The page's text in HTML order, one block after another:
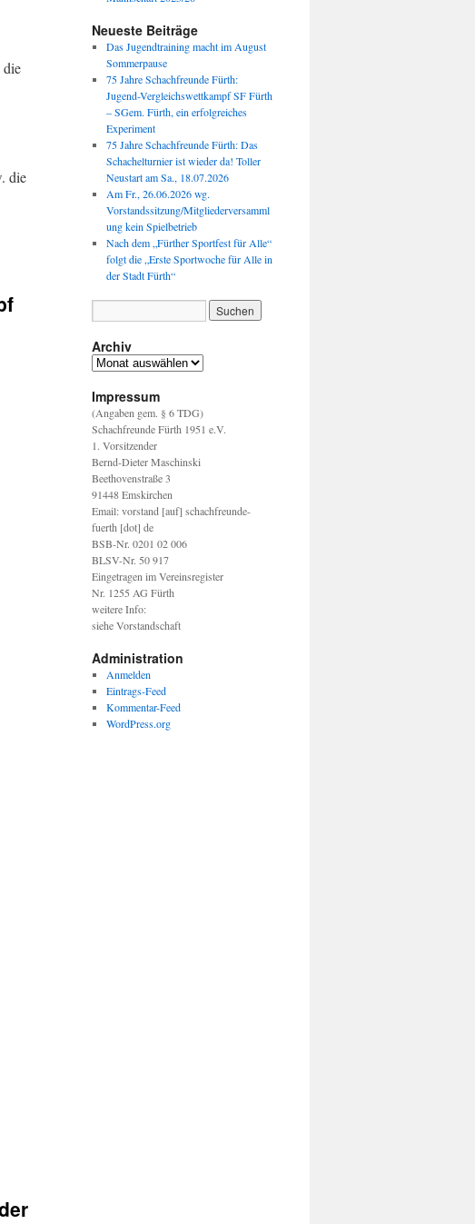
die
die
Neueste Beiträge
Das Jugendtraining macht im August
Sommerpause
75 Jahre Schachfreunde Fürth:
Jugend-Vergleichswettkampf SF Fürth
– SGem. Fürth, ein erfolgreiches
Experiment
75 Jahre Schachfreunde Fürth: Das
Schachelturnier ist wieder da! Toller
Neustart am Sa., 18.07.2026
Am Fr., 26.06.2026 wg.
Vorstandssitzung/Mitgliederversamml
ung kein Spielbetrieb
Nach dem „Fürther Sportfest für Alle“
folgt die „Erste Sportwoche für Alle in
der Stadt Fürth“
Archiv
Archiv
Impressum
(Angaben gem. § 6 TDG)
Schachfreunde Fürth 1951 e.V.
1. Vorsitzender
Bernd-Dieter Maschinski
Beethovenstraße 3
91448 Emskirchen
Email: vorstand [auf] schachfreunde-
fuerth [dot] de
BSB-Nr. 0201 02 006
BLSV-Nr. 50 917
Eingetragen im Vereinsregister
Nr. 1255 AG Fürth
weitere Info:
siehe Vorstandschaft
Administration
Anmelden
Eintrags-Feed
Kommentar-Feed
WordPress.org